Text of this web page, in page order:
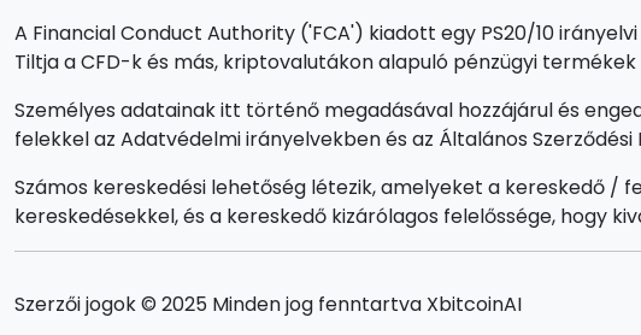
A Financial Conduct Authority ('FCA') kiadott egy PS20/10
Tiltja a CFD-k és más, kriptovalutákon alapuló pénzügyi
Személyes adatainak itt történő megadásával hozzájárul és
felekkel az Adatvédelmi irányelvekben és az Általános
Számos kereskedési lehetőség létezik, amelyeket a kereskedő
kereskedésekkel, és a kereskedő kizárólagos felelőssége, hogy
Szerzői jogok © 2025 Minden jog fenntartva XbitcoinAI